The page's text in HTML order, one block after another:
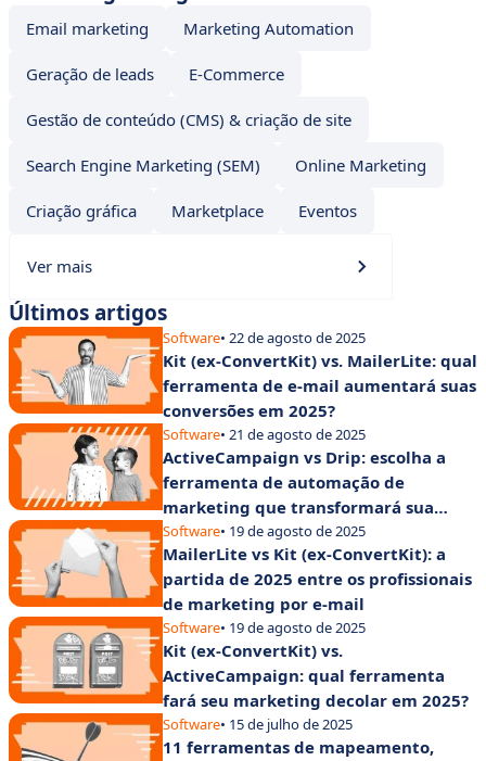
Email marketing Marketing Automation
Geração de leads E-Commerce
Gestão de conteúdo (CMS) & criação de site
Search Engine Marketing (SEM) Online Marketing
Criação gráfica Marketplace Eventos
Ver mais
Últimos artigos
Software• 22 de agosto de 2025
Kit (ex-ConvertKit) vs. MailerLite: qual
ferramenta de e-mail aumentará suas
conversões em 2025?
Software• 21 de agosto de 2025
ActiveCampaign vs Drip: escolha a
ferramenta de automação de
marketing que transformará sua
empresa
Software• 19 de agosto de 2025
MailerLite vs Kit (ex-ConvertKit): a
partida de 2025 entre os profissionais
de marketing por e-mail
Software• 19 de agosto de 2025
Kit (ex-ConvertKit) vs.
ActiveCampaign: qual ferramenta
fará seu marketing decolar em 2025?
Software• 15 de julho de 2025
11 ferramentas de mapeamento,